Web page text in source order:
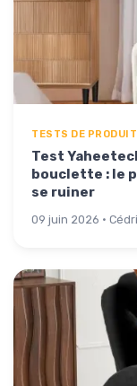
TESTS DE
Test
bouclette : le
se ruiner
09 juin 2026 ·